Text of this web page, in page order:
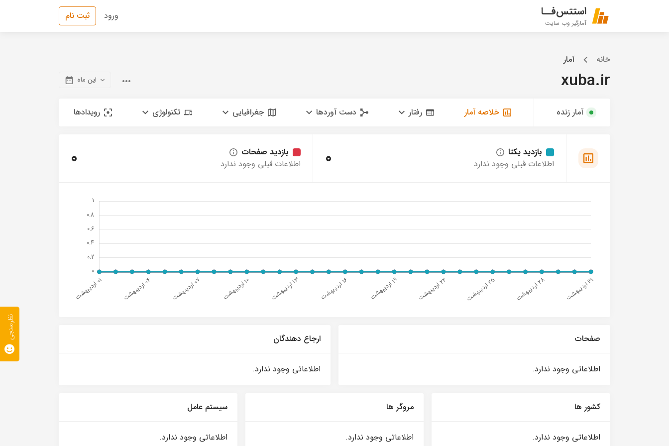
استتس‌فــا
آمارگیر وب سایت
ورود ثبت نام
خانه آمار
xuba.ir این ماه
آمار زنده خلاصه آمار رفتار دست آوردها جغرافیایی تکنولوژی رویدادها
بازدید یکتا
اطلاعات قبلی وجود ندارد
0
بازدید صفحات
اطلاعات قبلی وجود ندارد
0
صفحات
اطلاعاتی وجود ندارد.
ارجاع دهندگان
اطلاعاتی وجود ندارد.
کشور ها
اطلاعاتی وجود ندارد.
مروگر ها
اطلاعاتی وجود ندارد.
سیستم عامل
اطلاعاتی وجود ندارد.
نظرسنجی